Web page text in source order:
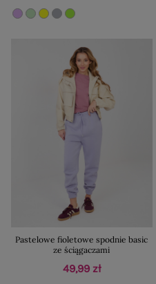
Pastelowe fioletowe spodnie basic
ze ściągaczami
49,99 zł